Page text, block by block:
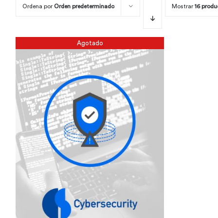
Ordena por Orden predeterminado Mostrar 16
Agotado